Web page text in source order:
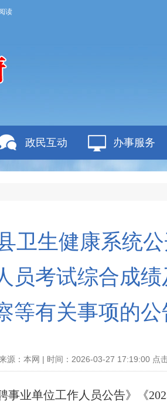
读
政民互动 办事服务
卫生健康系统
员考试综合成绩
等有关事项的公
源：本网 | 时间：2026-03-27 17:19:00 点
事业单位工作人员公告》《